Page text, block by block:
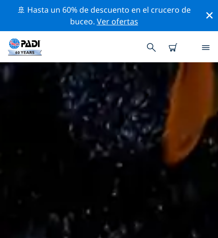
🚢 Hasta un 60% de descuento en el crucero de
buceo. Ver ofertas